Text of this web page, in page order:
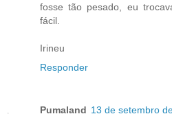
fosse tão pesado, eu
fácil.
Irineu
Responder
Pumaland 13 de setembro